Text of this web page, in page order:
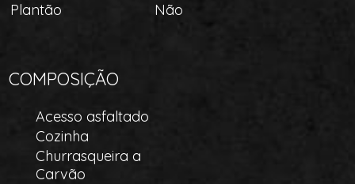
Plantão
Não
COMPOSIÇÃO
Acesso asfaltado
Cozinha
Churrasqueira a
Carvão